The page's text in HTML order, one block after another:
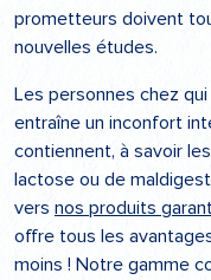
prometteurs doivent
nouvelles études.
Les personnes chez
entraîne un inconfort
contiennent, à savoir
lactose ou de
vers nos produits
offre tous les
moins ! Notre gamme